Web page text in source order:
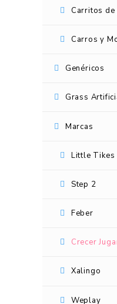
Carritos de
Carros y
Genéricos
Grass
Marcas
Little Tikes
Step 2
Feber
Crecer
Xalingo
Weplay
No hay
SÉ EL
Tu dirección
Nombre
Guarda